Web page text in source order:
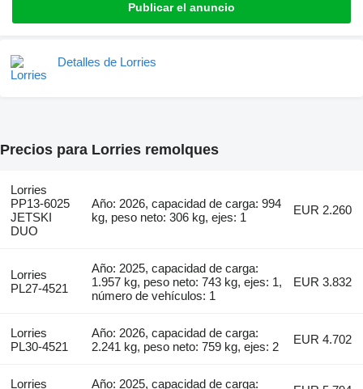
Publicar el anuncio
Detalles de Lorries
Precios para Lorries remolques
Lorries
PP13-6025
JETSKI
DUO
Año: 2026, capacidad de carga: 994
kg, peso neto: 306 kg, ejes: 1
EUR 2.260
Lorries
PL27-4521
Año: 2025, capacidad de carga:
1.957 kg, peso neto: 743 kg, ejes: 1,
número de vehículos: 1
EUR 3.832
Lorries
PL30-4521
Año: 2026, capacidad de carga:
2.241 kg, peso neto: 759 kg, ejes: 2
EUR 4.702
Lorries Año: 2025, capacidad de carga: